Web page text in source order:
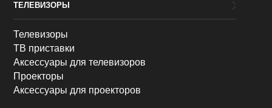
ТЕЛЕВИЗОРЫ
Телевизоры
ТВ приставки
Аксессуары для телевизоров
Проекторы
Аксессуары для проекторов